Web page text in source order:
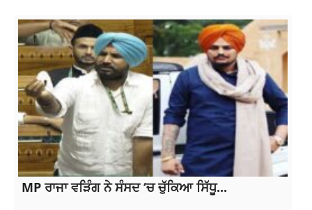
MP ਰਾਜਾ ਵੜਿੰਗ ਨੇ ਸੰਸਦ ‘ਚ ਚੁੱਕਿਆ ਸਿੱਧੂ...